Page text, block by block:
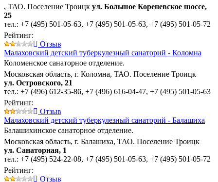
, ТАО. Поселение Троицк ул. Большое Кореневское шоссе,
25
тел.: +7 (495) 501-05-63, +7 (495) 501-05-63, +7 (495) 501-05-72
Рейтинг:
Отзыв
Малаховский детский туберкулезный санаторий - Коломна
Коломенское санаторное отделение.
Московская область, г. Коломна, ТАО. Поселение Троицк
ул. Островского, 21
тел.: +7 (496) 612-35-86, +7 (496) 616-04-47, +7 (495) 501-05-63
Рейтинг:
Отзыв
Малаховский детский туберкулезный санаторий - Балашиха
Балашихинское санаторное отделение.
Московская область, г. Балашиха, ТАО. Поселение Троицк
ул. Санаторная, 1
тел.: +7 (495) 524-22-08, +7 (495) 501-05-63, +7 (495) 501-05-72
Рейтинг:
Отзыв